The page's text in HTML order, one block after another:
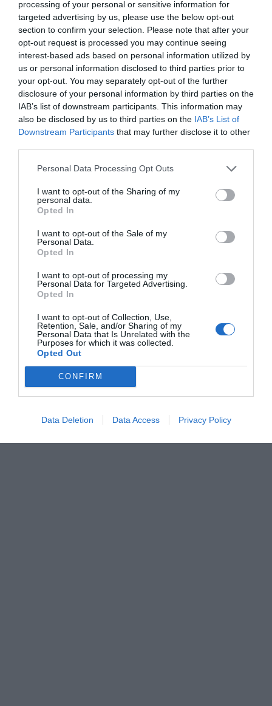
processing of your personal or sensitive information for
targeted advertising by us, please use the below opt-out
section to confirm your selection. Please note that after your
opt-out request is processed you may continue seeing
interest-based ads based on personal information utilized by
us or personal information disclosed to third parties prior to
your opt-out. You may separately opt-out of the further
disclosure of your personal information by third parties on the
IAB’s list of downstream participants. This information may
also be disclosed by us to third parties on the IAB’s List of
Downstream Participants that may further disclose it to other
Personal Data Processing Opt Outs
I want to opt-out of the Sharing of my
personal data.
Opted In
I want to opt-out of the Sale of my
Personal Data.
Opted In
I want to opt-out of processing my
Personal Data for Targeted Advertising.
Opted In
I want to opt-out of Collection, Use,
Retention, Sale, and/or Sharing of my
Personal Data that Is Unrelated with the
Purposes for which it was collected.
Opted Out
CONFIRM
Data Deletion Data Access Privacy Policy
Yo, justamente, de todos los calendarios existentes, mi preferido es el
para darse cuenta de que en la capital del Turia, el tiempo está marcado
de otra forma.
En realidad el calendario Valenciano es una buena mezcla de todos los
puramente valenciana. Ese toque especial se debe a los eventos
meramente valencianos que tenemos aquí como, por ejemplo, las
Fallas. Porque sin haber ni siquiera terminado de masticar el primer
bocado de roscón, enseguida uno ya empieza a hablarte de planes para
las próximas Fallas.